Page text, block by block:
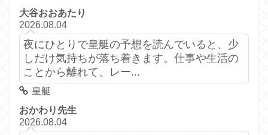
大谷おおあたり
2026.08.04
夜にひとりで皇艇の予想を読んでいると、少
しだけ気持ちが落ち着きます。仕事や生活の
ことから離れて、レー...
皇艇
おかわり先生
2026.08.04